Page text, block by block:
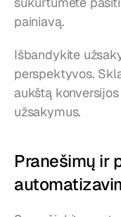
painiavą.
Išbandykite
perspektyvos.
aukštą
užsakymus.
Pranešimų ir